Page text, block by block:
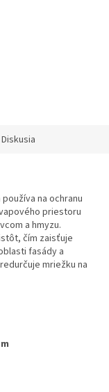
Diskusia
používa na ochranu
priestoru
a hmyzu.
čím zaisťuje
fasády a
mriežku na